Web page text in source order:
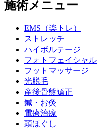
施術メニュー
EMS（楽トレ）
ストレッチ
ハイボルテージ
フォトフェイシャル
フットマッサージ
光脱毛
産後骨盤矯正
鍼・お灸
電療治療
頭ほぐし